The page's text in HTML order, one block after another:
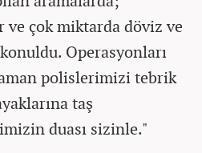
ve çok miktarda döviz ve
Operasyonları
polislerimizi tebrik
taş
duası sizinle."